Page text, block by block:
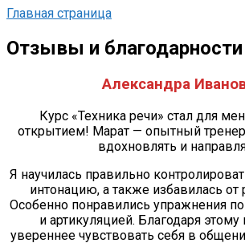
Главная страница
Отзывы и благодарности
Александра
Курс «Техника речи» стал для
открытием! Марат — опытный
вдохновлять и
Я научилась правильно
интонацию, а также избавилась
Особенно понравились упражнения
и артикуляцией. Благодаря этому
увереннее чувствовать себя в